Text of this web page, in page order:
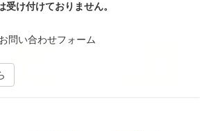
け付けておりません。
問い合わせフォーム